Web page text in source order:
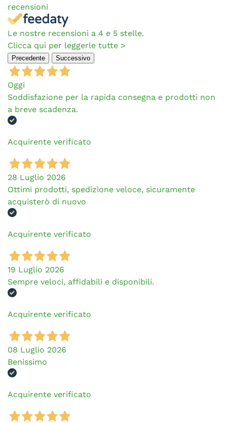
recensioni
Le nostre recensioni a 4 e 5 stelle.
Clicca qui per leggerle tutte >
Precedente Successivo
Oggi
Soddisfazione per la rapida consegna e prodotti non
a breve scadenza.
Acquirente verificato
28 Luglio 2026
Ottimi prodotti, spedizione veloce, sicuramente
acquisterò di nuovo
Acquirente verificato
19 Luglio 2026
Sempre veloci, affidabili e disponibili.
Acquirente verificato
08 Luglio 2026
Benissimo
Acquirente verificato